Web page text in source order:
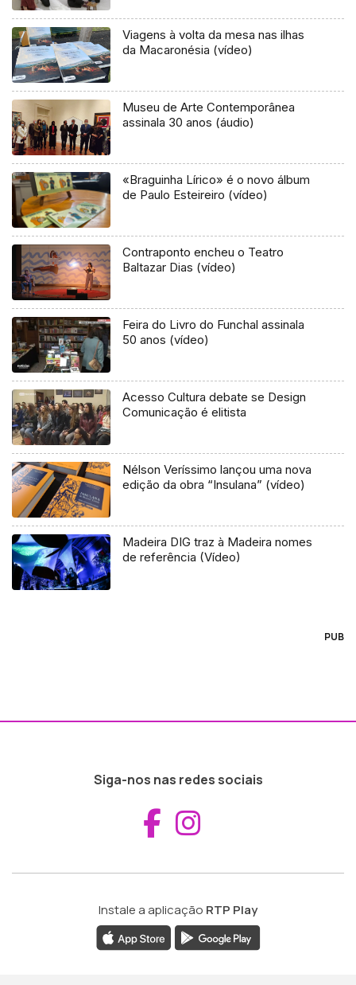
Viagens à volta da mesa nas ilhas
da Macaronésia (vídeo)
Museu de Arte Contemporânea
assinala 30 anos (áudio)
«Braguinha Lírico» é o novo álbum
de Paulo Esteireiro (vídeo)
Contraponto encheu o Teatro
Baltazar Dias (vídeo)
Feira do Livro do Funchal assinala
50 anos (vídeo)
Acesso Cultura debate se Design
Comunicação é elitista
Nélson Veríssimo lançou uma nova
edição da obra “Insulana” (vídeo)
Madeira DIG traz à Madeira nomes
de referência (Vídeo)
PUB
Siga-nos nas redes sociais
Aceder ao
Instale a aplicação RTP Play